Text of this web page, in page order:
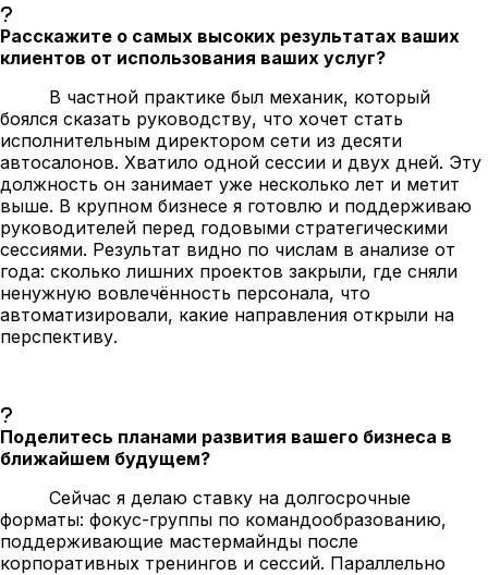
Расскажите о самых высоких результатах ваших
клиентов от использования ваших услуг?
В частной практике был механик, который
боялся сказать руководству, что хочет стать
исполнительным директором сети из десяти
автосалонов. Хватило одной сессии и двух дней. Эту
должность он занимает уже несколько лет и метит
выше. В крупном бизнесе я готовлю и поддерживаю
руководителей перед годовыми стратегическими
сессиями. Результат видно по числам в анализе от
года: сколько лишних проектов закрыли, где сняли
ненужную вовлечённость персонала, что
автоматизировали, какие направления открыли на
перспективу.
Поделитесь планами развития вашего бизнеса в
ближайшем будущем?
Сейчас я делаю ставку на долгосрочные
форматы: фокус-группы по командообразованию,
поддерживающие мастермайнды после
корпоративных тренингов и сессий. Параллельно